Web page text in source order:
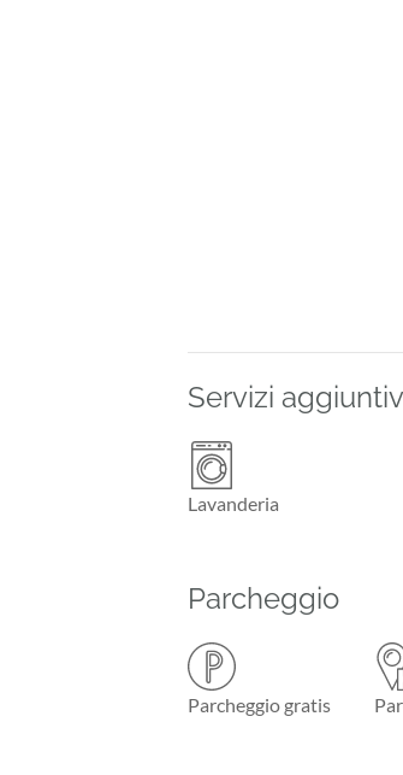
Servizi
Lavanderia
Parcheggio
Parcheggio gratis